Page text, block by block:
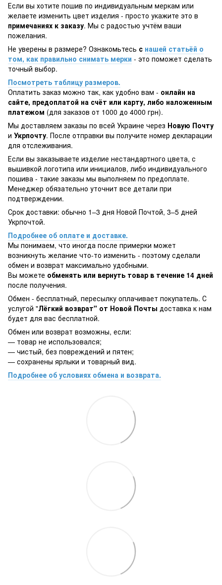
Если вы хотите пошив по индивидуальным меркам или
желаете изменить цвет изделия - просто укажите это в
примечаниях к заказу. Мы с радостью учтём ваши
пожелания.
Не уверены в размере? Ознакомьтесь с нашей статьёй о
том, как правильно снимать мерки - это поможет сделать
точный выбор.
Посмотреть таблицу размеров.
Оплатить заказ можно так, как удобно вам - онлайн на
сайте, предоплатой на счёт или карту, либо наложенным
платежом (для заказов от 1000 до 4000 грн).
Мы доставляем заказы по всей Украине через Новую Почту
и Укрпочту. После отправки вы получите номер декларации
для отслеживания.
Если вы заказываете изделие нестандартного цвета, с
вышивкой логотипа или инициалов, либо индивидуального
пошива - такие заказы мы выполняем по предоплате.
Менеджер обязательно уточнит все детали при
подтверждении.
Срок доставки: обычно 1–3 дня Новой Почтой, 3–5 дней
Укрпочтой.
Подробнее об оплате и доставке.
Мы понимаем, что иногда после примерки может
возникнуть желание что-то изменить - поэтому сделали
обмен и возврат максимально удобными.
Вы можете обменять или вернуть товар в течение 14 дней
после получения.
Обмен - бесплатный, пересылку оплачивает покупатель. С
услугой "Лёгкий возврат" от Новой Почты доставка к нам
будет для вас бесплатной.
Обмен или возврат возможны, если:
— товар не использовался;
— чистый, без повреждений и пятен;
— сохранены ярлыки и товарный вид.
Подробнее об условиях обмена и возврата.